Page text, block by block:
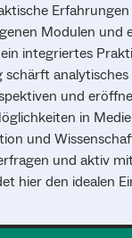
Erfahrungen
Modulen und
integriertes
schärft
und
in
und
und aktiv
hier den idealen